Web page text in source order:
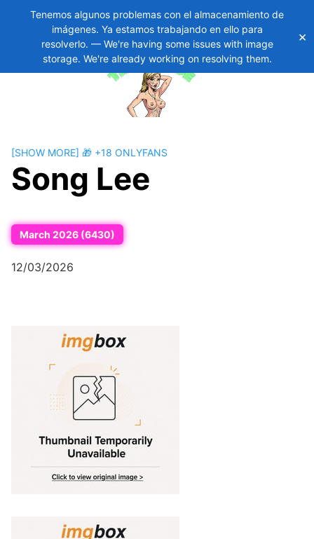
Tenemos algunos problemas con el almacenamiento de
imágenes. Ya estamos trabajando en ello para
resolverlo. — We're having some issues with image
storage. We're already working on resolving them.
×
content
[SHOW MORE] 🎁 +18 ONLYFANS
Song Lee
March 2026 (6430)
12/03/2026